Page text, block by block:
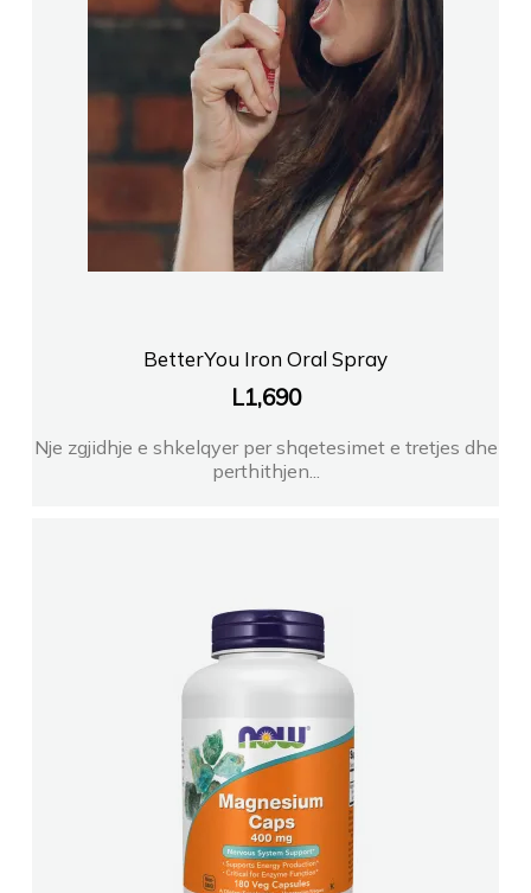
BetterYou Iron Oral Spray
L1,690
Nje zgjidhje e shkelqyer per shqetesimet e tretjes dhe
perthithjen...